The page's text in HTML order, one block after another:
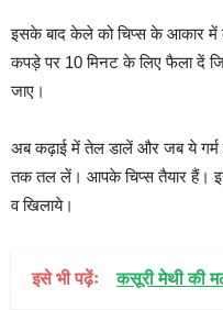
इसके बाद केले को चिप्स के आकार
कपड़े पर 10 मिनट के लिए फैला दें
जाए।
अब कढ़ाई में तेल डालें और जब ये गर्म
तक तल लें। आपके चिप्स तैयार हैं।
व खिलाये।
इसे भी पढ़ेंः कसूरी मेथी की